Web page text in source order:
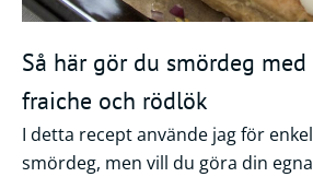
Så här gör du smördeg
fraiche och rödlök
I detta recept använde jag för
smördeg, men vill du göra din